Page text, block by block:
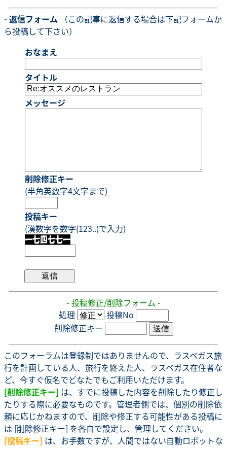
- 返信フォーム （この記事に返信する場合は下記フォームか
ら投稿して下さい）
おなまえ
タイトル
メッセージ
削除修正キー
(半角英数字4文字まで)
投稿キー
(漢数字を数字(123..)で入力)
- 投稿修正/削除フォーム -
処理
投稿No
削除修正キー
このフォーラムは登録制ではありませんので、ラスベガス旅
行を計画している人、旅行を終えた人、ラスベガス在住者な
ど、今すぐ仮名でどなたでもご利用いただけます。
[削除修正キー] は、すでに投稿した内容を削除したり修正し
たりする際に必要なものです。管理者側では、個別の削除依
頼に応じかねますので、削除や修正する可能性がある投稿に
は [削除修正キー] を各自で設定し、管理してください。
[投稿キー] は、お手数ですが、人間ではない自動ロボットな